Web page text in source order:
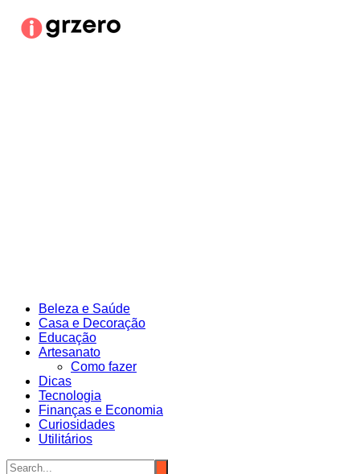
para
Beleza e Saúde
Casa e Decoração
Educação
Artesanato
Como fazer
Dicas
Tecnologia
Finanças e Economia
Curiosidades
Utilitários